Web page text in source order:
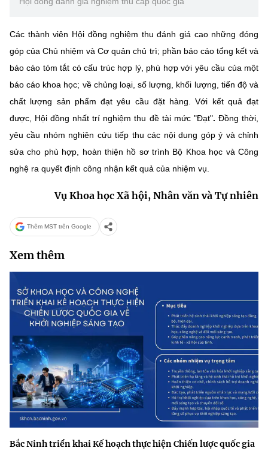
Các thành viên Hội đồng nghiệm thu đánh giá cao những đóng
góp của Chủ nhiệm và Cơ quản chủ trì; phần báo cáo tổng kết và
báo cáo tóm tắt có cấu trúc hợp lý, phù hợp với yêu cầu của một
báo cáo khoa học; về chủng loại, số lượng, khối lượng, tiến độ và
chất lượng sản phẩm đạt yêu cầu đặt hàng. Với kết quả đạt
được, Hội đồng nhất trí nghiệm thu đề tài mức "Đạt". Đồng thời,
yêu cầu nhóm nghiên cứu tiếp thu các nội dung góp ý và chỉnh
sửa cho phù hợp, hoàn thiện hồ sơ trình Bộ Khoa học và Công
nghệ ra quyết định công nhận kết quả của nhiệm vụ.
Vụ Khoa học Xã hội, Nhân văn và Tự nhiên
Thêm MST trên Google
Xem thêm
Bắc Ninh triển khai Kế hoạch thực hiện Chiến lược quốc gia